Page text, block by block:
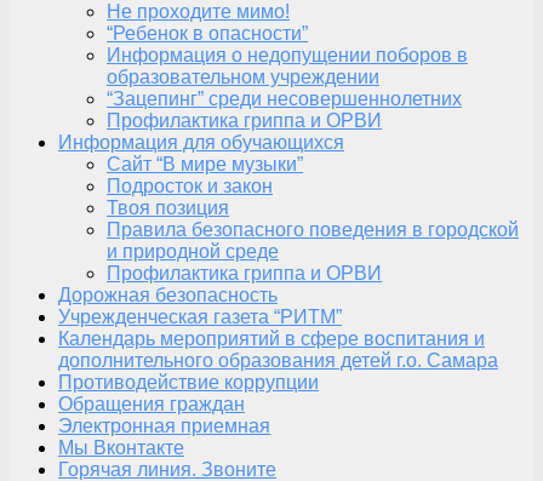
Не проходите мимо!
“Ребенок в опасности”
Информация о недопущении поборов в
образовательном учреждении
“Зацепинг” среди несовершеннолетних
Профилактика гриппа и ОРВИ
Информация для обучающихся
Сайт “В мире музыки”
Подросток и закон
Твоя позиция
Правила безопасного поведения в городской
и природной среде
Профилактика гриппа и ОРВИ
Дорожная безопасность
Учрежденческая газета “РИТМ”
Календарь мероприятий в сфере воспитания и
дополнительного образования детей г.о. Самара
Противодействие коррупции
Обращения граждан
Электронная приемная
Мы Вконтакте
Горячая линия. Звоните